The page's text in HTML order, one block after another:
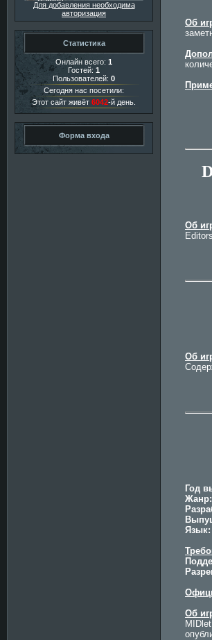
Для добавления необходима
авторизация
Статистика
Онлайн всего: 1
Гостей: 1
Пользователей: 0
Сегодня нас посетили:
Этот сайт живёт 6042-й день.
Форма входа
Об
Об
Об
Год
Жанр:
Язык:
Об